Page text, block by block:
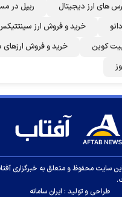
های ارز دیجیتال
ریپل در
خرید و فروش ارز
کوین
خرید و فروش ارزهای
سایت محفوظ و متعلق به خبرگزاری
طراحی و تولید : ایران سامانه